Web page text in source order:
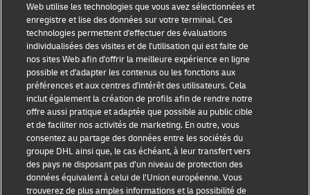
Sensibilisation à la fraude
Mention légale
Conditions d’utilisation
Avis de confidentialité
Informations complémentaires
Paramètres des cookies
Suivez-nous
Web utilise les technologies que vous avez sélectionnées et
enregistre et lise des données sur votre terminal. Ces
technologies permettent d'effectuer des évaluations
individualisées des visites et de l'utilisation qui est faite de
nos sites Web afin d'offrir la meilleure expérience en ligne
possible et d'adapter les contenus ou les fonctions aux
préférences et aux centres d'intérêt des utilisateurs. Cela
inclut également la création de profils afin de rendre notre
offre aussi pratique et adaptée que possible au public cible
et de faciliter nos activités de marketing. En outre, vous
consentez au partage des données entre les sociétés du
groupe DHL ainsi que, le cas échéant, à leur transfert vers
des pays ne disposant pas d’un niveau de protection des
données équivalent à celui de l’Union européenne. Vous
trouverez de plus amples informations et la possibilité de